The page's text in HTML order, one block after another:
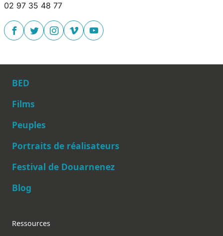
02 97 35 48 77
Main navigation
BED
Films
Peuples
Portraits de réalisateurs
Festival de Douarnenez
Blog
Footer
Ressources